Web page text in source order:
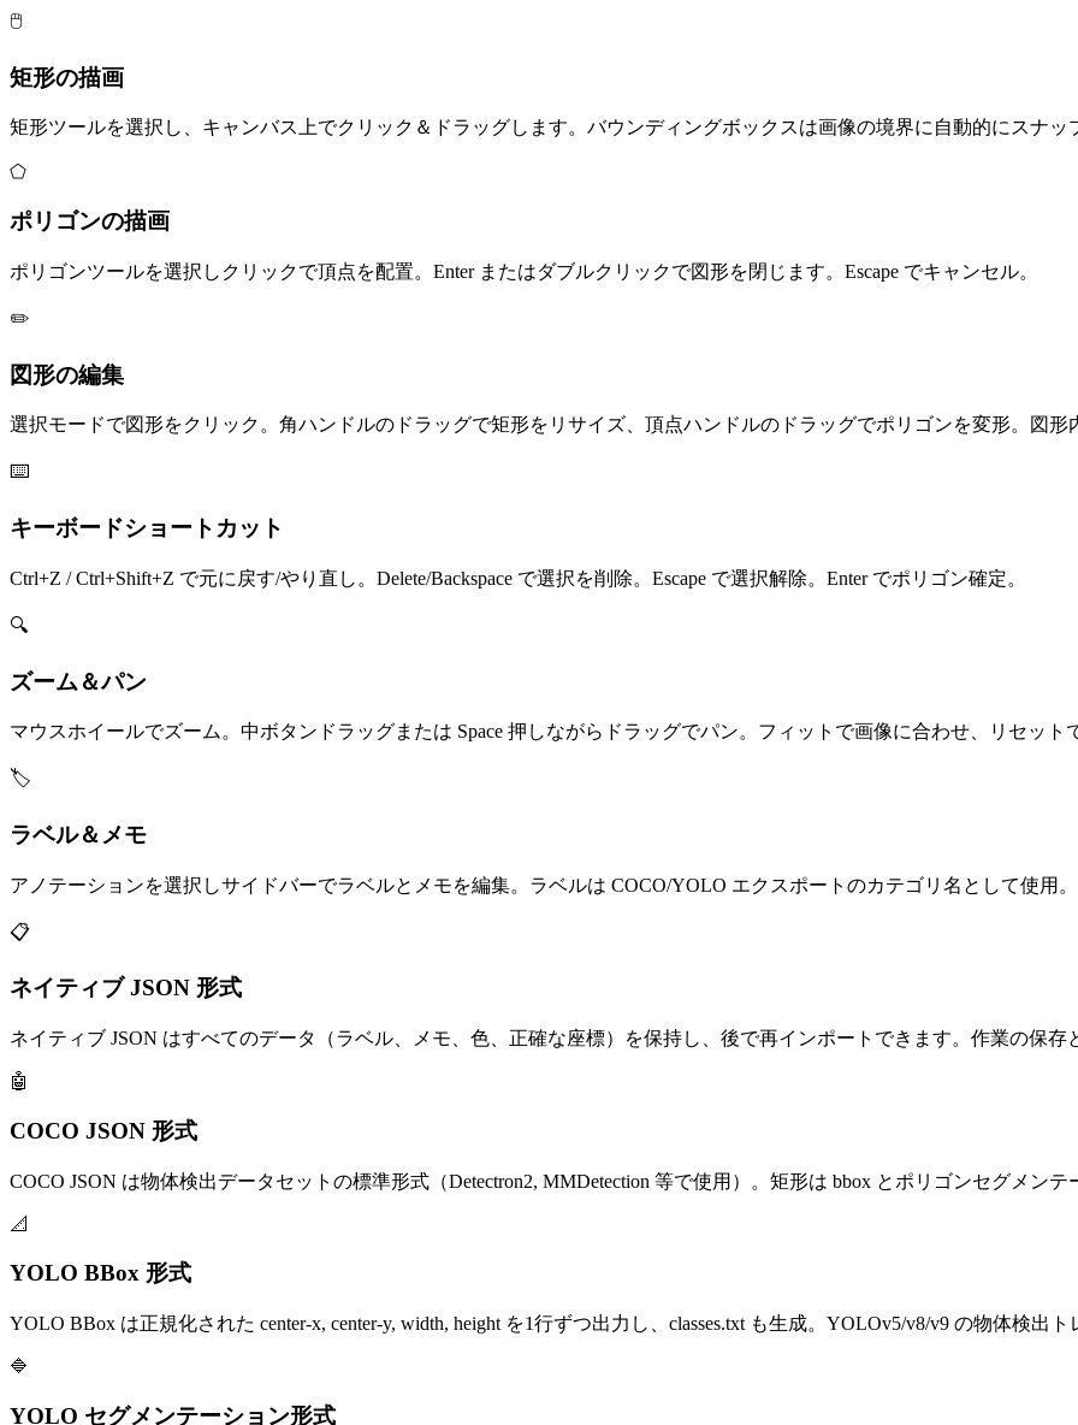
🖱️
矩形の描画
矩形ツールを選択し、キャンバス上でクリック＆ドラッグします。バウンディングボックスは画像の境界に自動的にスナッ
⬠
ポリゴンの描画
ポリゴンツールを選択しクリックで頂点を配置。Enter またはダブルクリックで図形を閉じます。Escape でキャンセル。
✏️
図形の編集
選択モードで図形をクリック。角ハンドルのドラッグで矩形をリサイズ、頂点ハンドルのドラッグでポリゴンを変形。図形
⌨️
キーボードショートカット
Ctrl+Z / Ctrl+Shift+Z で元に戻す/やり直し。Delete/Backspace で選択を削除。Escape で選択解除。Enter でポリゴン確定。
🔍
ズーム＆パン
マウスホイールでズーム。中ボタンドラッグまたは Space 押しながらドラッグでパン。フィットで画像に合わせ、リセット
🏷️
ラベル＆メモ
アノテーションを選択しサイドバーでラベルとメモを編集。ラベルは COCO/YOLO エクスポートのカテゴリ名として使用
📋
ネイティブ JSON 形式
ネイティブ JSON はすべてのデータ（ラベル、メモ、色、正確な座標）を保持し、後で再インポートできます。作業の保存
🤖
COCO JSON 形式
COCO JSON は物体検出データセットの標準形式（Detectron2, MMDetection 等で使用）。矩形は bbox とポリゴンセグメン
📐
YOLO BBox 形式
YOLO BBox は正規化された center-x, center-y, width, height を1行ずつ出力し、classes.txt も生成。YOLOv5/v8/v9 の物体検出ト
🔷
YOLO セグメンテーション形式